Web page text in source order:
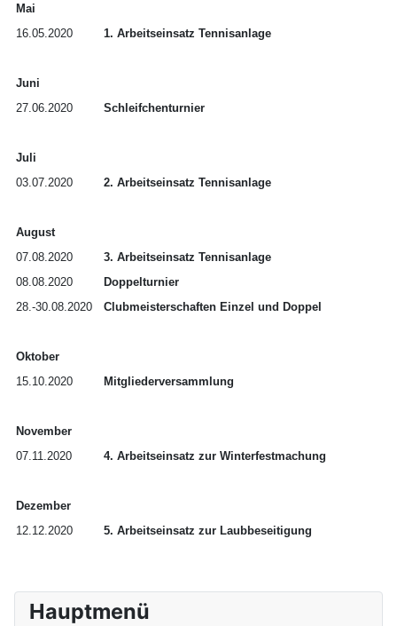
Hauptmenü
Mai
16.05.2020
1. Arbeitseinsatz Tennisanlage
Juni
27.06.2020
Schleifchenturnier
Juli
03.07.2020
2. Arbeitseinsatz Tennisanlage
August
07.08.2020
3. Arbeitseinsatz Tennisanlage
08.08.2020
Doppelturnier
28.-30.08.2020
Clubmeisterschaften Einzel und Doppel
Oktober
15.10.2020
Mitgliederversammlung
November
07.11.2020
4. Arbeitseinsatz zur Winterfestmachung
Dezember
12.12.2020
5. Arbeitseinsatz zur Laubbeseitigung